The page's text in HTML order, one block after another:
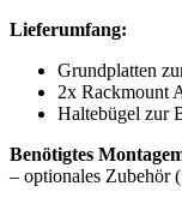
Lieferumfang:
Grundplatten
2x Rackmount
Haltebügel zur
Benötigtes
– optionales Zubehör